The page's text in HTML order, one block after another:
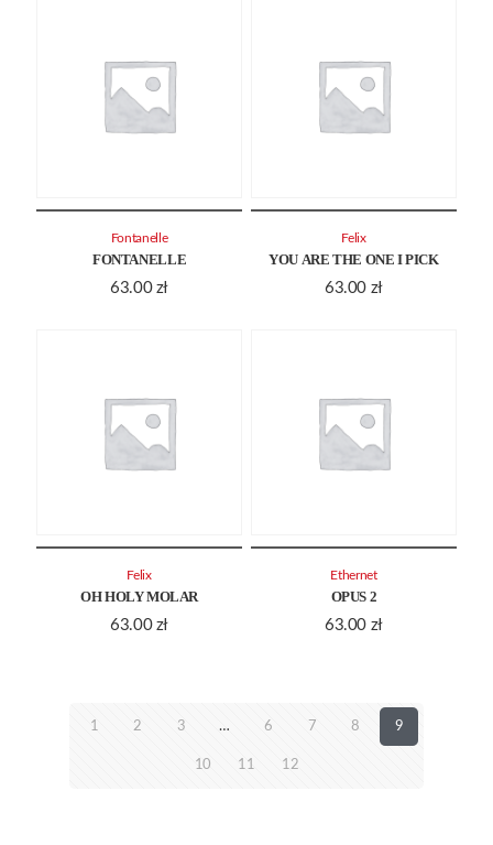
FONTANELLE
63.00 zł
Fontanelle
YOU ARE THE ONE I PICK
63.00 zł
Felix
OH HOLY MOLAR
63.00 zł
Felix
OPUS 2
63.00 zł
Ethernet
1 2 3 … 6 7 8 9
10 11 12